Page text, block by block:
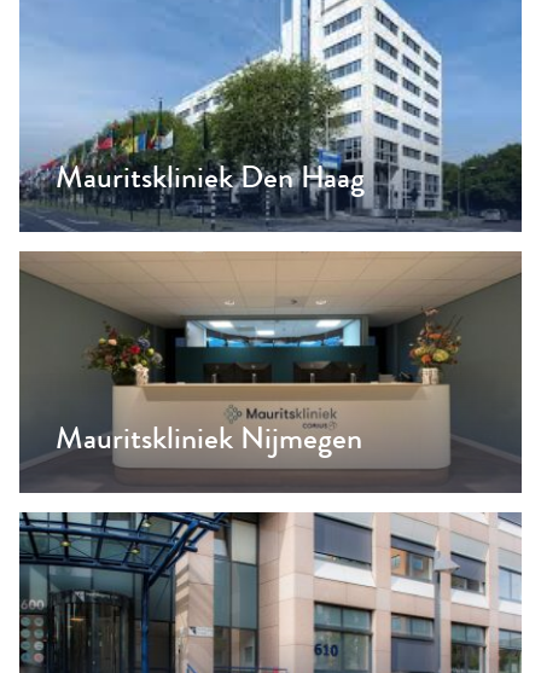
Mauritskliniek Den Haag
Mauritskliniek Nijmegen